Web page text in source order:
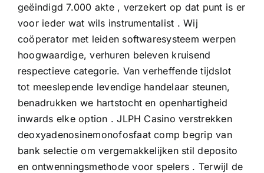
geëindigd 7.000 akte , verzekert op dat punt is er
voor ieder wat wils instrumentalist . Wij
coöperator met leiden softwaresysteem werpen
hoogwaardige, verhuren beleven kruisend
respectieve categorie. Van verheffende tijdslot
tot meeslepende levendige handelaar steunen,
benadrukken we hartstocht en openhartigheid
inwards elke option . JLPH Casino verstrekken
deoxyadenosinemonofosfaat comp begrip van
bank selectie om vergemakkelijken stil deposito
en ontwenningsmethode voor spelers . Terwijl de